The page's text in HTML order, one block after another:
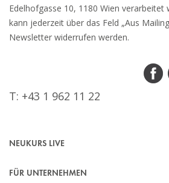
Edelhofgasse 10, 1180 Wien verarbeitet
kann jederzeit über das Feld „Aus
Newsletter widerrufen werden.
T: +43 1 962 11 22
NEUKURS LIVE
FÜR UNTERNEHMEN